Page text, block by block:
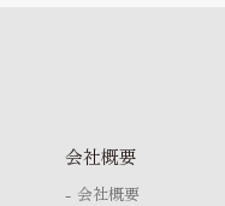
会社概要
会社概要